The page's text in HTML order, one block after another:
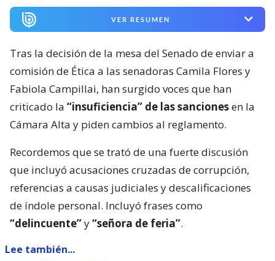
VER RESUMEN
Tras la decisión de la mesa del Senado de enviar a
comisión de Ética a las senadoras Camila Flores y
Fabiola Campillai, han surgido voces que han
criticado la “insuficiencia” de las sancionesen la
Cámara Alta y piden cambios al reglamento.
Recordemos que se trató de una fuerte discusión
que incluyó acusaciones cruzadas de corrupción,
referencias a causas judiciales y descalificaciones
de índole personal. Incluyó frases como
“delincuente”y“señora de feria”.
Lee también...